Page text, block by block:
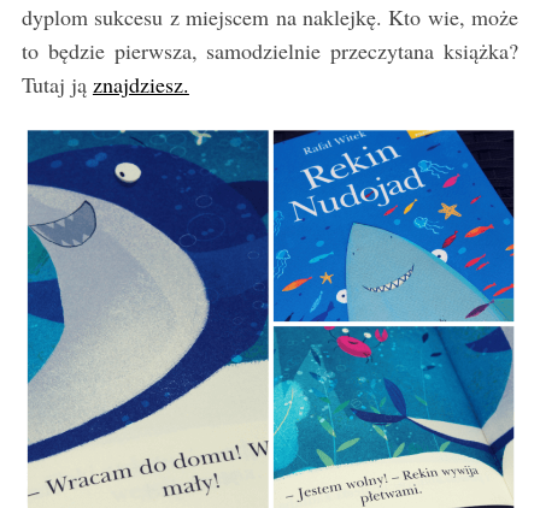
dyplom sukcesu z miejscem na naklejkę. Kto wie, może
to będzie pierwsza, samodzielnie przeczytana książka?
Tutaj ją znajdziesz.
e
a
r
c
h
o